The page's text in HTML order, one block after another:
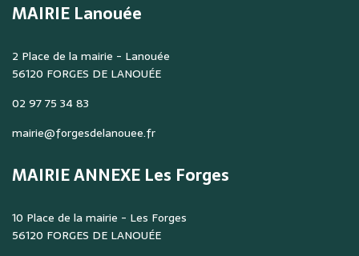
MAIRIE Lanouée
2 Place de la mairie - Lanouée
56120 FORGES DE LANOUÉE
02 97 75 34 83
mairie@forgesdelanouee.fr
MAIRIE ANNEXE Les Forges
10 Place de la mairie - Les Forges
56120 FORGES DE LANOUÉE